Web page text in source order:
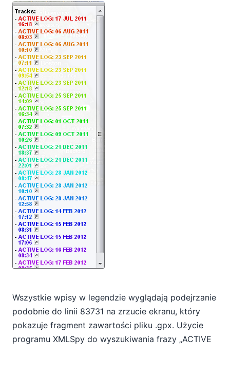
Wszystkie wpisy w legendzie wyglądają podejrzanie
podobnie do linii 83731 na zrzucie ekranu, który
pokazuje fragment zawartości pliku .gpx. Użycie
programu XMLSpy do wyszukiwania frazy „ACTIVE